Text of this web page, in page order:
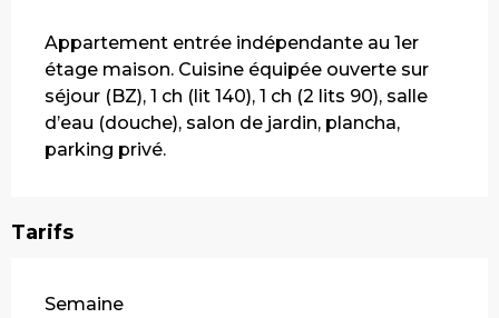
Appartement entrée indépendante au 1er
étage maison. Cuisine équipée ouverte sur
séjour (BZ), 1 ch (lit 140), 1 ch (2 lits 90), salle
d’eau (douche), salon de jardin, plancha,
parking privé.
Tarifs
Tarifs 2026
Semaine